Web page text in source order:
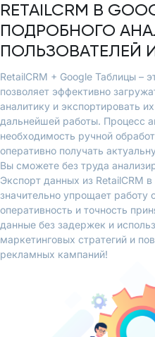
RETAILCRM В
ПОДРОБНОГО
ПОЛЬЗОВАТЕЛЕЙ
RetailCRM + Google Таблицы –
позволяет эффективно
аналитику и экспортировать
дальнейшей работы. Процесс
необходимость ручной
оперативно получать
Вы сможете без труда
Экспорт данных из RetailCRM
значительно упрощает
оперативность и точность
данные без задержек и
маркетинговых стратегий и
рекламных кампаний!